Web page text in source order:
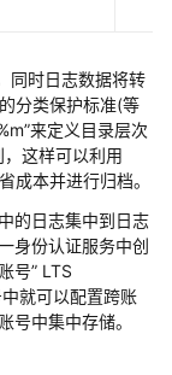
同时日志数据将转
分类保护标准(等
来定义目录层次
这样可以利用
成本并进行归档。
的日志集中到日志
身份认证服务中创
号” LTS
就可以配置跨账
号中集中存储。